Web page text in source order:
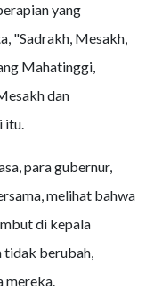
yang
"Sadrakh, Mesakh,
Mahatinggi,
dan
itu.
para gubernur,
melihat bahwa
di kepala
tidak berubah,
mereka.